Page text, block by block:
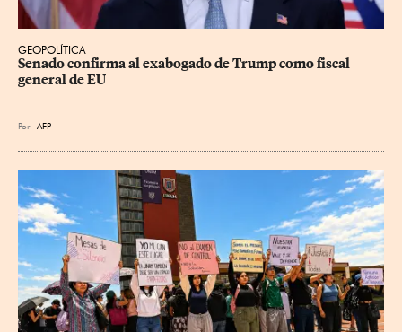
GEOPOLÍTICA
Senado confirma al exabogado de Trump como fiscal
general de EU
Por AFP